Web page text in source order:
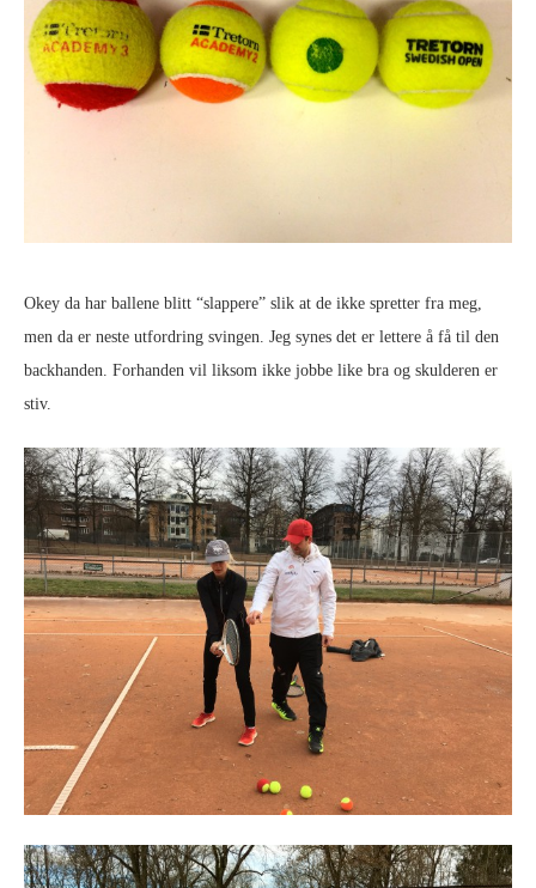
Okey da har ballene blitt “slappere” slik at de ikke spretter fra meg,
men da er neste utfordring svingen. Jeg synes det er lettere å få til den
backhanden. Forhanden vil liksom ikke jobbe like bra og skulderen er
stiv.